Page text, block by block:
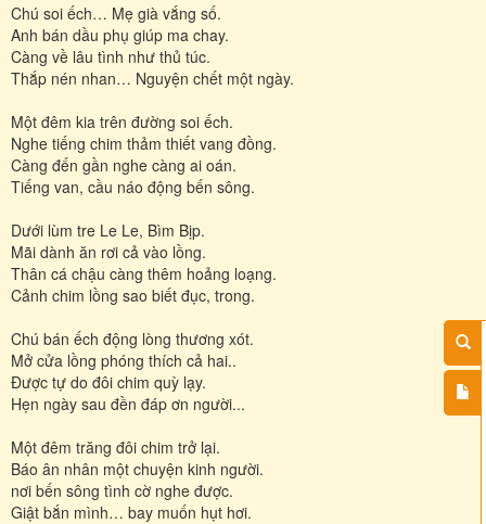
Chú soi ếch… Mẹ già vắng số.
Anh bán dầu phụ giúp ma chay.
Càng về lâu tình như thủ túc.
Thắp nén nhan… Nguyện chết một ngày.
Một đêm kia trên đường soi ếch.
Nghe tiếng chim thảm thiết vang đồng.
Càng đến gần nghe càng ai oán.
Tiếng van, cầu náo động bến sông.
Dưới lùm tre Le Le, Bìm Bịp.
Mãi dành ăn rơi cả vào lồng.
Thân cá chậu càng thêm hoảng loạng.
Cảnh chim lồng sao biết đục, trong.
Chú bán ếch động lòng thương xót.
Mở cửa lồng phóng thích cả hai..
Được tự do đôi chim quỳ lạy.
Hẹn ngày sau đền đáp ơn người...
Một đêm trăng đôi chim trở lại.
Báo ân nhân một chuyện kinh người.
nơi bến sông tình cờ nghe được.
Giật bắn mình… bay muốn hụt hơi.